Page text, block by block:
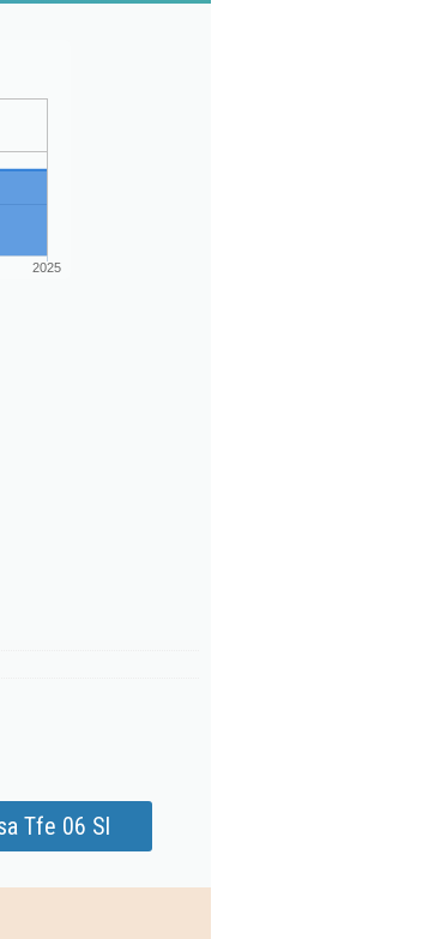
2025
Tfe 06 Sl